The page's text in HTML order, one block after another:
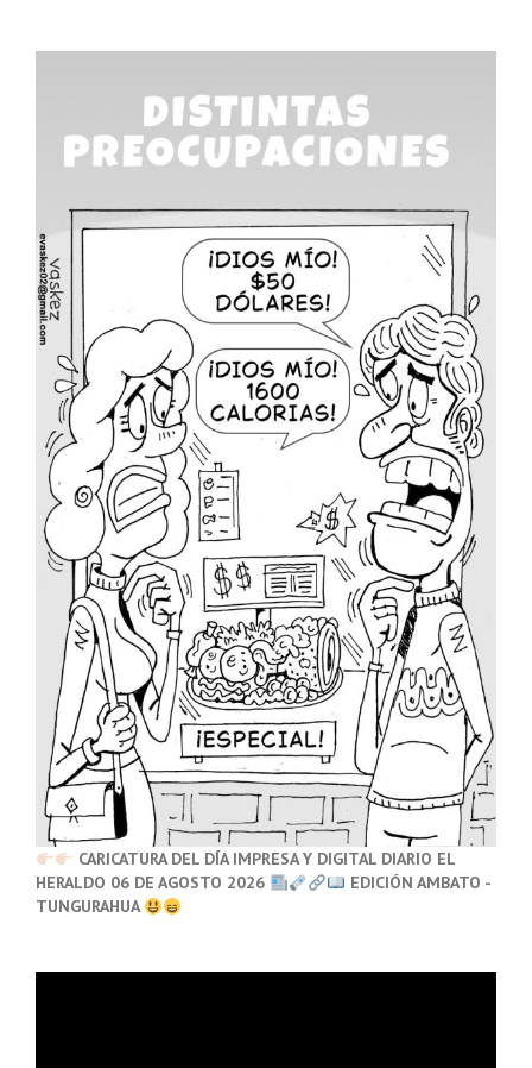
CARICATURA DEL DÍA IMPRESA Y DIGITAL DIARIO EL
HERALDO 06 DE AGOSTO 2026
EDICIÓN AMBATO -
TUNGURAHUA